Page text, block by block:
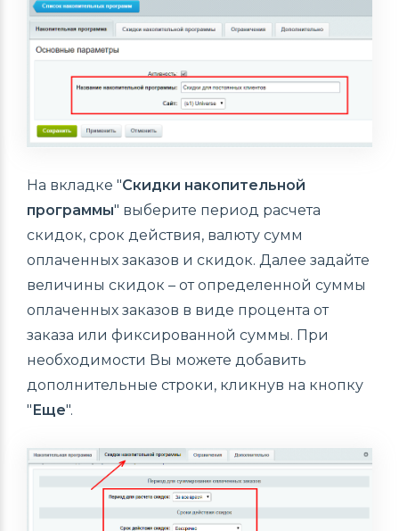
На вкладке "Скидки накопительной
программы" выберите период расчета
скидок, срок действия, валюту сумм
оплаченных заказов и скидок. Далее задайте
величины скидок – от определенной суммы
оплаченных заказов в виде процента от
заказа или фиксированной суммы. При
необходимости Вы можете добавить
дополнительные строки, кликнув на кнопку
"Еще".